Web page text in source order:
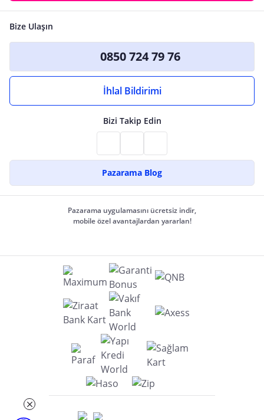
Bize Ulaşın
0850 724 79 76
İhlal Bildirimi
Bizi Takip Edin
Pazarama Blog
Pazarama uygulamasını ücretsiz indir,
mobile özel avantajlardan yararlan!